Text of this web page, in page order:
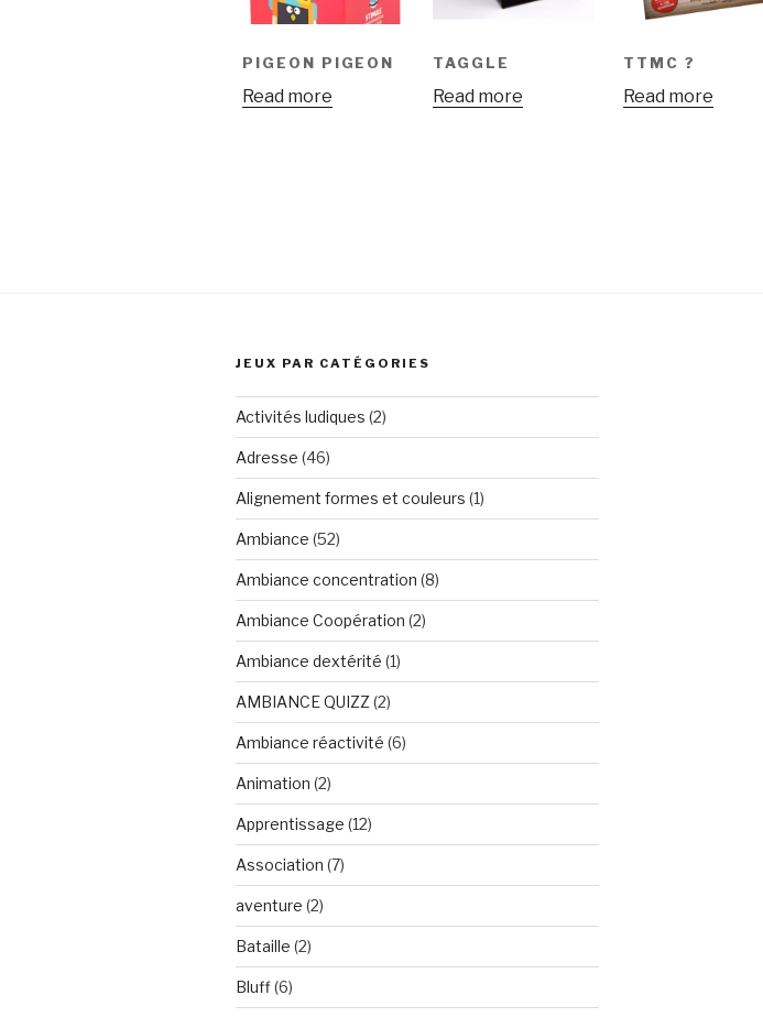
PIGEON PIGEON
Read more
TAGGLE
Read more
TTMC ?
Read more
JEUX PAR CATÉGORIES
Activités ludiques (2)
Adresse (46)
Alignement formes et couleurs (1)
Ambiance (52)
Ambiance concentration (8)
Ambiance Coopération (2)
Ambiance dextérité (1)
AMBIANCE QUIZZ (2)
Ambiance réactivité (6)
Animation (2)
Apprentissage (12)
Association (7)
aventure (2)
Bataille (2)
Bluff(6)